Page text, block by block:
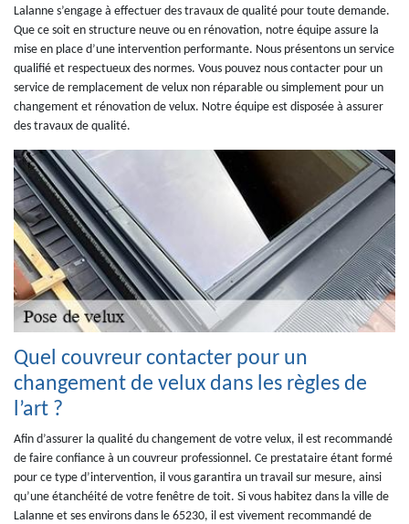
Lalanne s’engage à effectuer des travaux de qualité pour toute demande.
Que ce soit en structure neuve ou en rénovation, notre équipe assure la
mise en place d’une intervention performante. Nous présentons un service
qualifié et respectueux des normes. Vous pouvez nous contacter pour un
service de remplacement de velux non réparable ou simplement pour un
changement et rénovation de velux. Notre équipe est disposée à assurer
des travaux de qualité.
Quel couvreur contacter pour un
changement de velux dans les règles de
l’art ?
Afin d’assurer la qualité du changement de votre velux, il est recommandé
de faire confiance à un couvreur professionnel. Ce prestataire étant formé
pour ce type d’intervention, il vous garantira un travail sur mesure, ainsi
qu’une étanchéité de votre fenêtre de toit. Si vous habitez dans la ville de
Lalanne et ses environs dans le 65230, il est vivement recommandé de